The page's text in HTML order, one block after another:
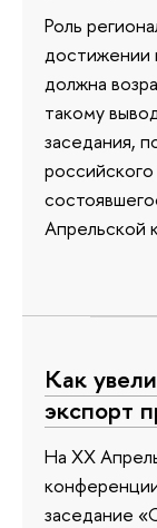
Роль
достижении
должна
такому
заседания,
Как
экспорт
На XX
заседание